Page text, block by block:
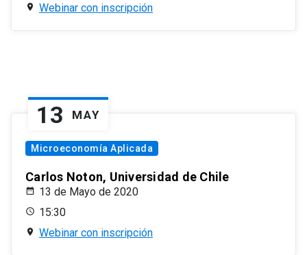
Webinar con inscripción
13 MAY
Microeconomía Aplicada
Carlos Noton, Universidad de Chile
13 de Mayo de 2020
15:30
Webinar con inscripción